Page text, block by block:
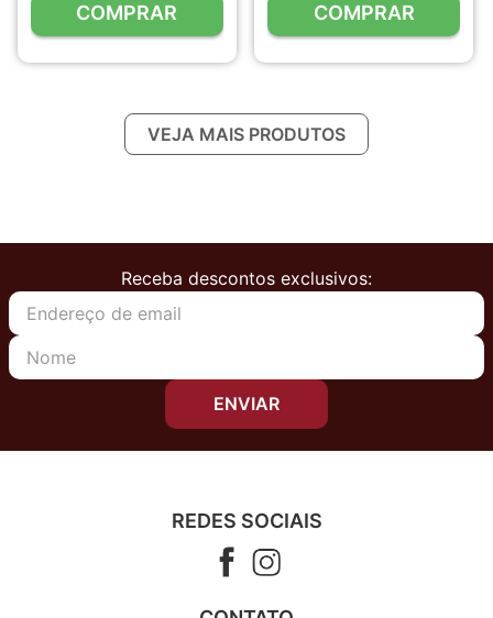
COMPRAR COMPRAR
Receba descontos exclusivos:
ENVIAR
REDES SOCIAIS